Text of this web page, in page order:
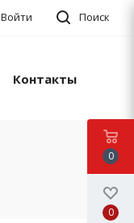
Поиск
Войти
Контакты
0
0